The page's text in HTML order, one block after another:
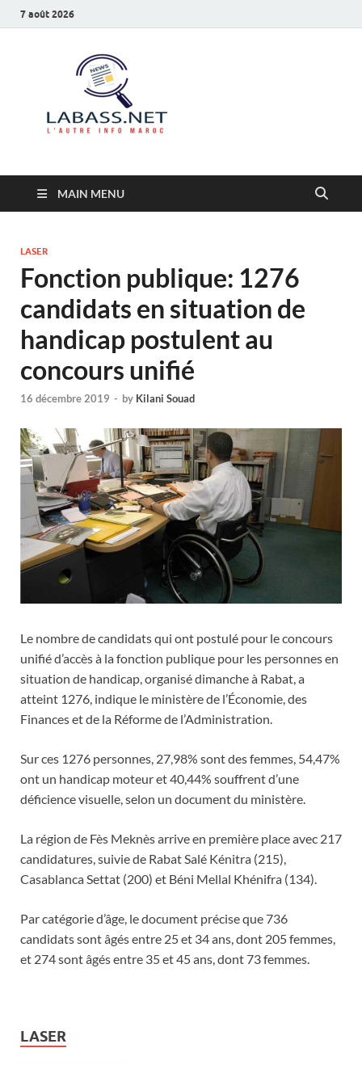
7 août 2026
MAIN MENU
LASER
Fonction publique: 1276
candidats en situation de
handicap postulent au
concours unifié
16 décembre 2019 - by Kilani Souad
Le nombre de candidats qui ont postulé pour le concours
unifié d’accès à la fonction publique pour les personnes en
situation de handicap, organisé dimanche à Rabat, a
atteint 1276, indique le ministère de l’Économie, des
Finances et de la Réforme de l’Administration.
Sur ces 1276 personnes, 27,98% sont des femmes, 54,47%
ont un handicap moteur et 40,44% souffrent d’une
déficience visuelle, selon un document du ministère.
La région de Fès Meknès arrive en première place avec 217
candidatures, suivie de Rabat Salé Kénitra (215),
Casablanca Settat (200) et Béni Mellal Khénifra (134).
Par catégorie d’âge, le document précise que 736
candidats sont âgés entre 25 et 34 ans, dont 205 femmes,
et 274 sont âgés entre 35 et 45 ans, dont 73 femmes.
LASER